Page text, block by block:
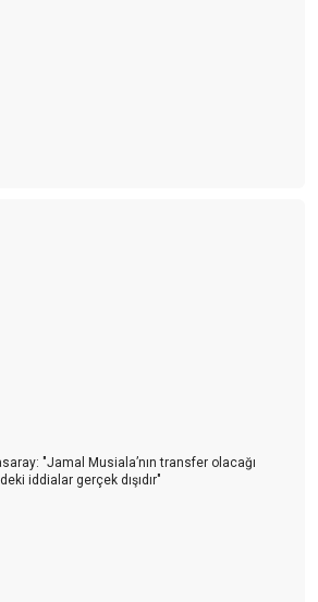
arka bahçesi
eziliyor
online haber portallarını neden göz
Türk turizmine yol vermesi
yasak
falına kaldı
"Jamal Musiala’nın transfer olacağı
iddialar gerçek dışıdır"